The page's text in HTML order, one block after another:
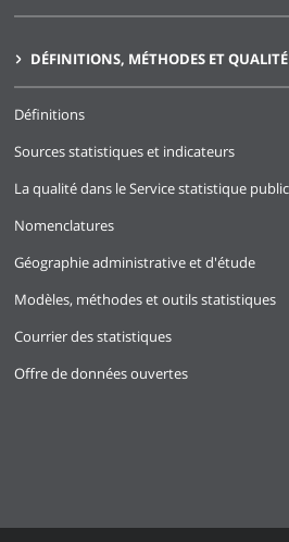
DÉFINITIONS, MÉTHODES ET QUALITÉ
Définitions
Sources statistiques et indicateurs
La qualité dans le Service statistique public
Nomenclatures
Géographie administrative et d'étude
Modèles, méthodes et outils statistiques
Courrier des statistiques
Offre de données ouvertes